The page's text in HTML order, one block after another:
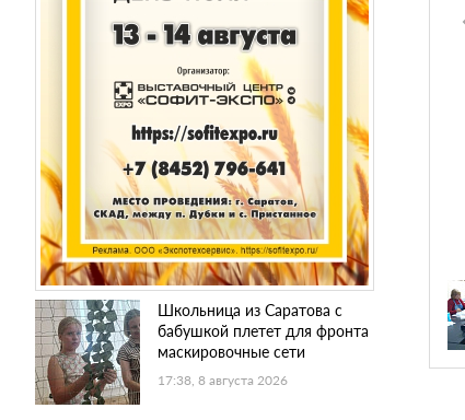
Школьница из Саратова с
бабушкой плетет для фронта
маскировочные сети
17:38, 8 августа 2026